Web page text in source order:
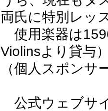
両氏に特別レッ
使用楽器は
Violinsより貸与
（個人スポンサ
公式ウェブ